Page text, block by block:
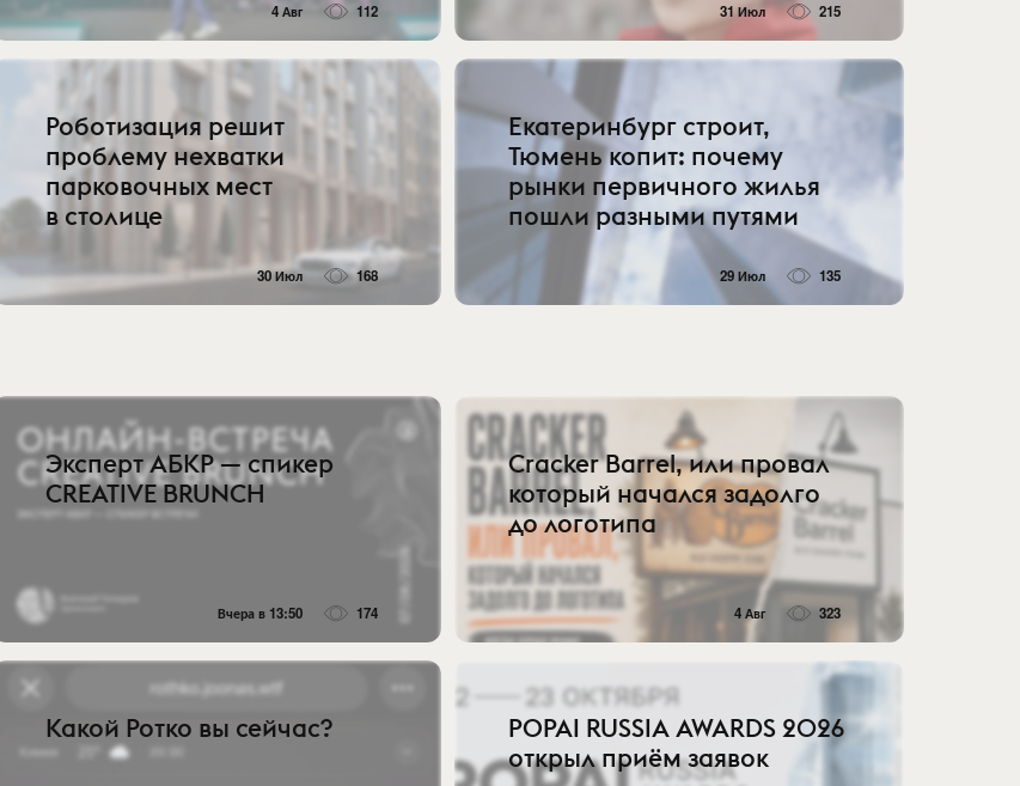
4 Авг 112 31 Июл 215
Роботизация решит
проблему нехватки
парковочных мест
в столице
30 Июл 168
Екатеринбург строит,
Тюмень копит: почему
рынки первичного жилья
пошли разными путями
29 Июл 135
Эксперт АБКР — спикер
CREATIVE BRUNCH
Вчера в 13:50 174
Cracker Barrel, или провал
который начался задолго
до логотипа
4 Авг 323
Какой Ротко вы сейчас?
POPAI RUSSIA AWARDS 2026
открыл приём заявок